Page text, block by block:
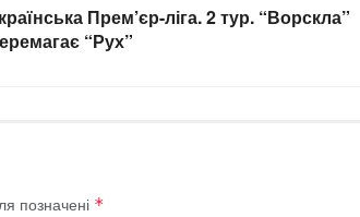
Прем’єр-ліга. 2 тур. “Ворскла”
“Рух”
позначені *